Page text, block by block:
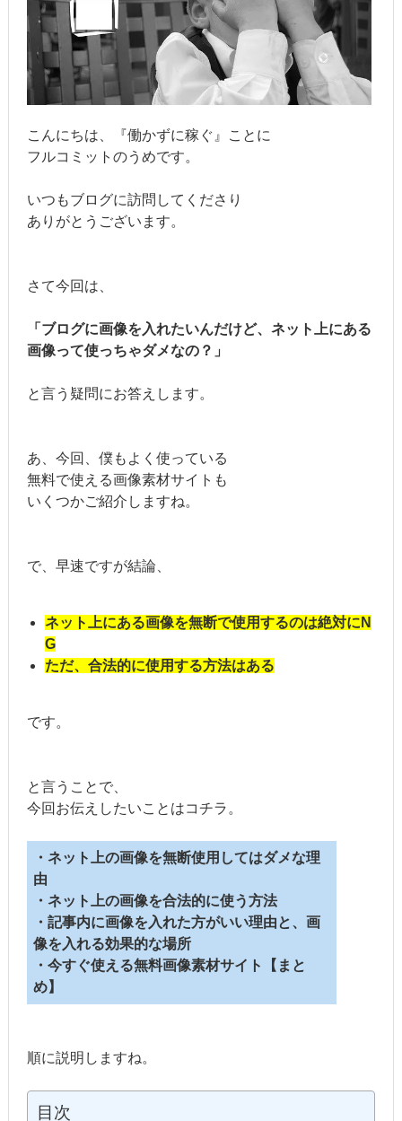
こんにちは、『働かずに稼ぐ』ことに
フルコミットのうめです。
いつもブログに訪問してくださり
ありがとうございます。
さて今回は、
「ブログに画像を入れたいんだけど、ネット上にある
画像って使っちゃダメなの？」
と言う疑問にお答えします。
あ、今回、僕もよく使っている
無料で使える画像素材サイトも
いくつかご紹介しますね。
で、早速ですが結論、
ネット上にある画像を無断で使用するのは絶対にN
G
ただ、合法的に使用する方法はある
です。
と言うことで、
今回お伝えしたいことはコチラ。
・ネット上の画像を無断使用してはダメな理
由
・ネット上の画像を合法的に使う方法
・記事内に画像を入れた方がいい理由と、画
像を入れる効果的な場所
・今すぐ使える無料画像素材サイト【まと
め】
順に説明しますね。
目次